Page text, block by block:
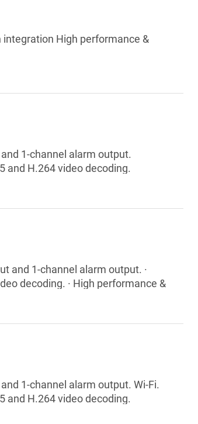
integration High performance &
1-channel alarm output.
and H.264 video decoding.
cost-effective.
and 1-channel alarm output. ·
decoding. · High performance &
1-channel alarm output. Wi-Fi.
and H.264 video decoding.
cost-effective.